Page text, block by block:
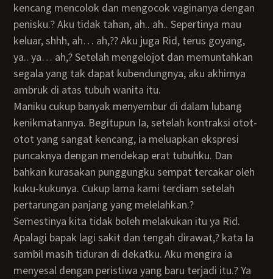
kencang mencolok dan mengocok vaginanya dengan
penisku.? Aku tidak tahan, ah.. ah.. Sepertinya mau
keluar, shhh, ah… ah,?? Aku juga Rid, terus goyang,
ya.. ya… ah,? Setelah mengelojot dan memuntahkan
segala yang tak dapat kubendungnya, aku akhirnya
ambruk di atas tubuh wanita itu.
Maniku cukup banyak menyembur di dalam lubang
kenikmatannya. Begitupun Ia, setelah kontraksi otot-
otot yang sangat kencang, ia meluapkan ekspresi
puncaknya dengan mendekap erat tubuhku. Dan
bahkan kurasakan punggungku sempat tercakar oleh
kuku-kukunya. Cukup lama kami terdiam setelah
pertarungan panjang yang melelahkan.?
Semestinya kita tidak boleh melakukan itu ya Rid.
Apalagi bapak lagi sakit dan tengah dirawat,? kata Ia
sambil masih tiduran di dekatku. Aku mengira ia
menyesal dengan peristiwa yang baru terjadi itu.? Ya